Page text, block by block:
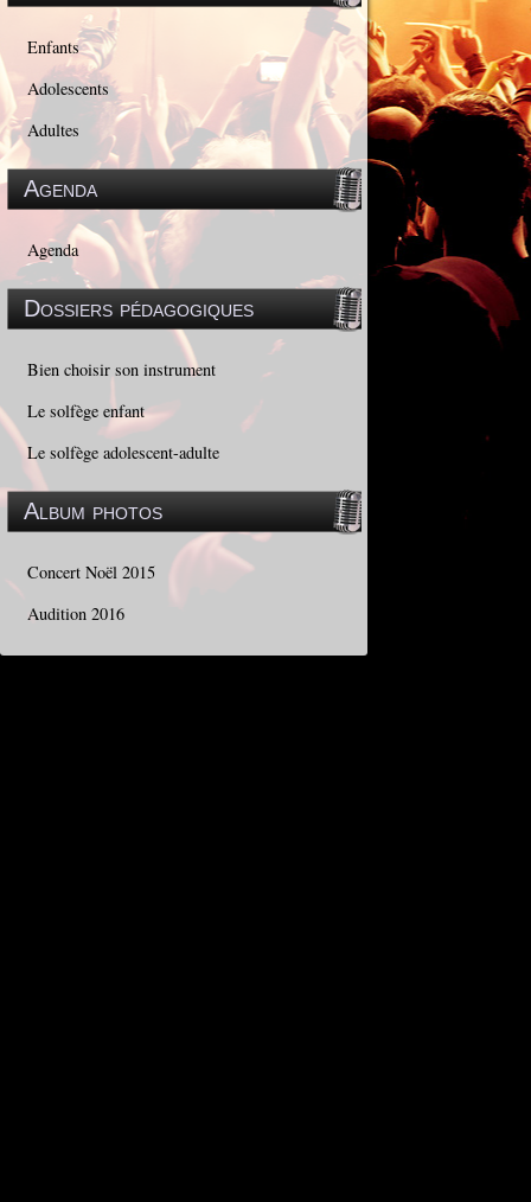
Enfants
Adolescents
Adultes
Agenda
Agenda
Dossiers pédagogiques
Bien choisir son instrument
Le solfège enfant
Le solfège adolescent-adulte
Album photos
Concert Noël 2015
Audition 2016